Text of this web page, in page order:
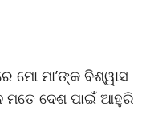
ମୋ ମା’ଙ୍କ ବିଶ୍ୱାସ
ମତେ ଦେଶ ପାଇଁ ଆହୁରି